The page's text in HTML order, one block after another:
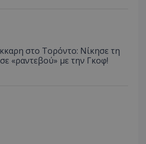
στο Τορόντο: Νίκησε τη
«ραντεβού» με την Γκοφ!